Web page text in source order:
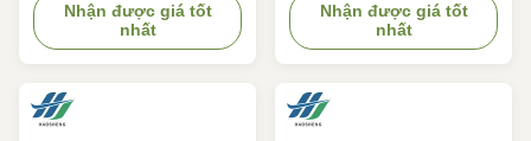
C8973165910 Warranty Period
3 Months 2,Factory Strength
3,Quality Assurance and After-
Hour Email Reply 3-Month
Warranty:Free Replacement for
Nhận được giá tốt
nhất
Flywheel Guide Bearing For
Isuzu 700P 4HK1 Product
Information Product Name
Fitment Isuzu 700P Engine
4HK1 Part Number 8-97258239-
Nhận được giá tốt
nhất